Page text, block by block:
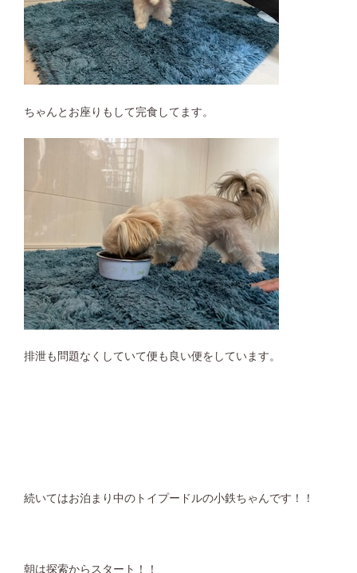
ちゃんとお座りもして完食してます。
排泄も問題なくしていて便も良い便をしています。
続いてはお泊まり中のトイプードルの小鉄ちゃんです！！
朝は探索からスタート！！